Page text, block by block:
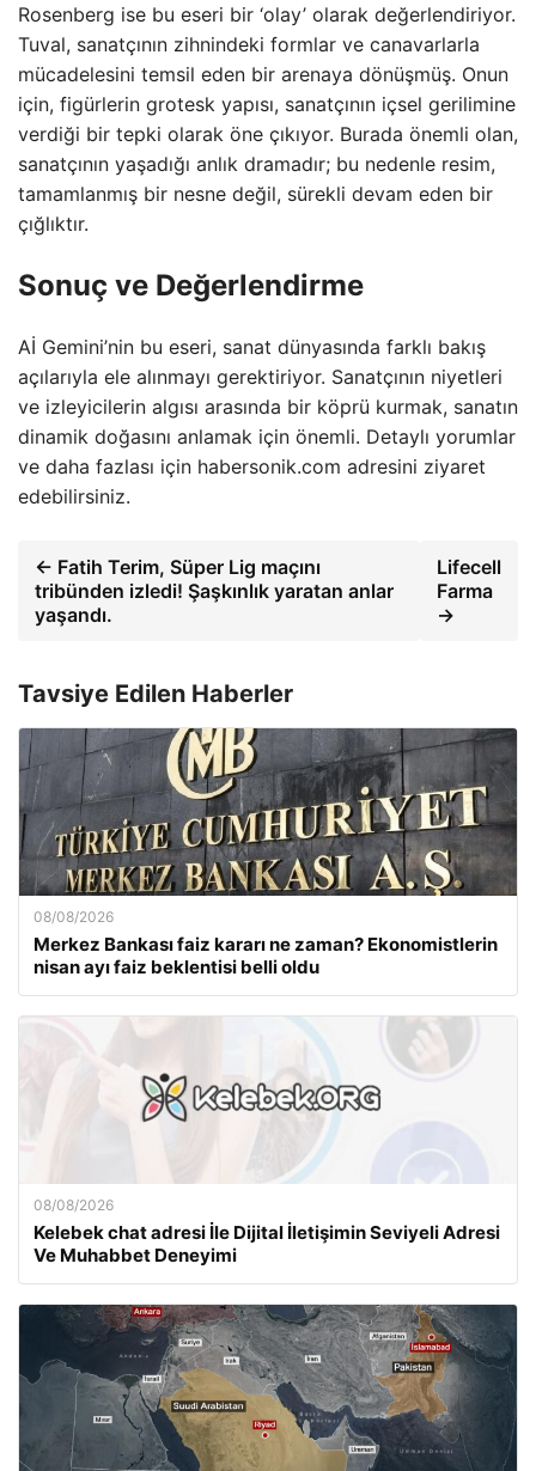
Rosenberg ise bu eseri bir ‘olay’ olarak değerlendiriyor.
Tuval, sanatçının zihnindeki formlar ve canavarlarla
mücadelesini temsil eden bir arenaya dönüşmüş. Onun
için, figürlerin grotesk yapısı, sanatçının içsel gerilimine
verdiği bir tepki olarak öne çıkıyor. Burada önemli olan,
sanatçının yaşadığı anlık dramadır; bu nedenle resim,
tamamlanmış bir nesne değil, sürekli devam eden bir
çığlıktır.
Sonuç ve Değerlendirme
Aİ Gemini’nin bu eseri, sanat dünyasında farklı bakış
açılarıyla ele alınmayı gerektiriyor. Sanatçının niyetleri
ve izleyicilerin algısı arasında bir köprü kurmak, sanatın
dinamik doğasını anlamak için önemli. Detaylı yorumlar
ve daha fazlası için habersonik.com adresini ziyaret
edebilirsiniz.
← Fatih Terim, Süper Lig maçını
tribünden izledi! Şaşkınlık yaratan anlar
yaşandı.
Lifecell
Farma
→
Tavsiye Edilen Haberler
08/08/2026
Merkez Bankası faiz kararı ne zaman? Ekonomistlerin
nisan ayı faiz beklentisi belli oldu
08/08/2026
Kelebek chat adresi İle Dijital İletişimin Seviyeli Adresi
Ve Muhabbet Deneyimi